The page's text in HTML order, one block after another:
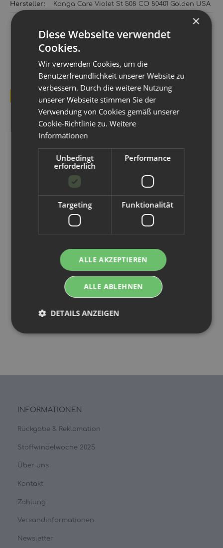
Hersteller: Kanga Care Violet St 508 CO 80401 Golden USA
KUNDEN KAUFTEN DAZU FOLGENDE
Blümchen Höschenwindel BioBaumwolle mit Rüsche
6,75 € - 9,75 €*
INFORMATIONEN
Rückgabe & Reklamation
Stoffwindelwoche 2025
Über uns
Kontakt
Zahlung
Versandinformationen
Newsletter
×
Diese Webseite verwendet
Cookies.
Wir verwenden Cookies, um die
Benutzerfreundlichkeit unserer Website zu
verbessern. Durch die weitere Nutzung
unserer Webseite stimmen Sie der
Verwendung von Cookies gemäß unserer
Cookie-Richtlinie zu.Weitere
Informationen
Unbedingt
erforderlich
Performance
Targeting Funktionalität
ALLE AKZEPTIEREN
ALLE ABLEHNEN
DETAILS ANZEIGEN